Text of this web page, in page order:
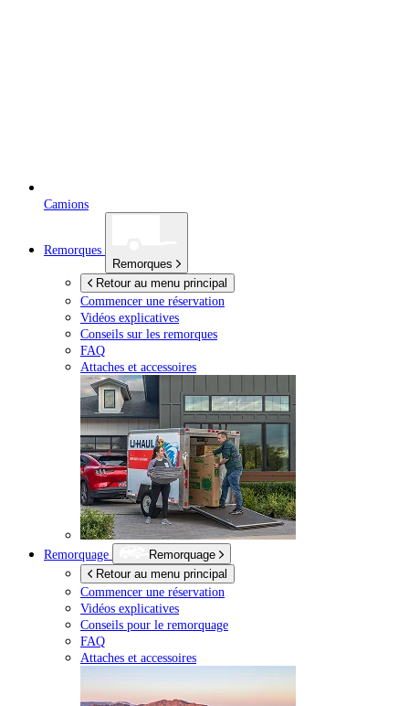
Camions
Remorques
Remorques
Retour au menu principal
Commencer une réservation
Vidéos explicatives
Conseils sur les remorques
FAQ
Attaches et accessoires
Remorquage
Remorquage
Retour au menu principal
Commencer une réservation
Vidéos explicatives
Conseils pour le remorquage
FAQ
Attaches et accessoires